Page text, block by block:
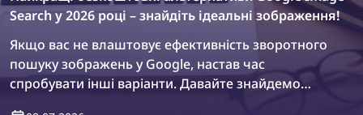
Search у 2026 році – знайдіть ідеальні зображення!
Якщо вас не влаштовує ефективність зворотного
пошуку зображень у Google, настав час
спробувати інші варіанти. Давайте знайдемо